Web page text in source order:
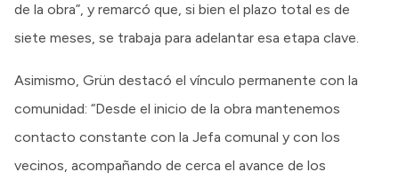
de la obra”, y remarcó que, si bien el plazo total es de
siete meses, se trabaja para adelantar esa etapa clave.
Asimismo, Grün destacó el vínculo permanente con la
comunidad: “Desde el inicio de la obra mantenemos
contacto constante con la Jefa comunal y con los
vecinos, acompañando de cerca el avance de los